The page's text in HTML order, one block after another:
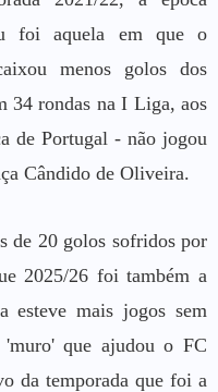
foi aquela em que o
menos golos dos
34 rondas na I Liga, aos
de Portugal - não jogou
Cândido de Oliveira.
de 20 golos sofridos por
2025/26 foi também a
esteve mais jogos sem
que ajudou o FC
da temporada que foi a